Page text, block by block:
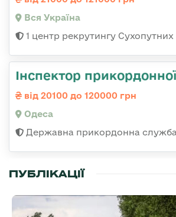
Вся Україна
1 центр рекрутингу Сухопутних
Інспектор
від 20100 до 120000 грн
Одеса
Державна прикордонна служба
ПУБЛІКАЦІЇ